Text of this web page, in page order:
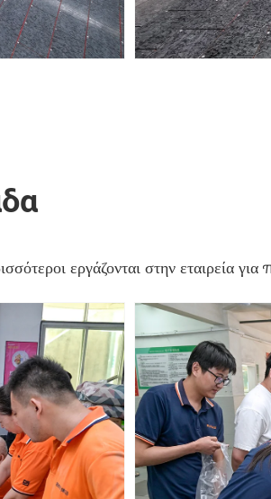
εργάζονται στην εταιρεία